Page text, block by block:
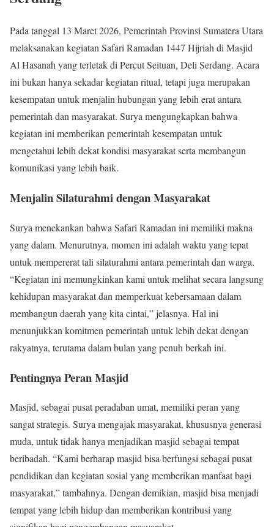
Pada tanggal 13 Maret 2026, Pemerintah Provinsi Sumatera Utara
melaksanakan kegiatan Safari Ramadan 1447 Hijriah di Masjid
Al Hasanah yang terletak di Percut Seituan, Deli Serdang. Acara
ini bukan hanya sekadar kegiatan ritual, tetapi juga merupakan
kesempatan untuk menjalin hubungan yang lebih erat antara
pemerintah dan masyarakat. Surya mengungkapkan bahwa
kegiatan ini memberikan pemerintah kesempatan untuk
mengetahui lebih dekat kondisi masyarakat serta membangun
komunikasi yang lebih baik.
Menjalin Silaturahmi dengan Masyarakat
Surya menekankan bahwa Safari Ramadan ini memiliki makna
yang dalam. Menurutnya, momen ini adalah waktu yang tepat
untuk mempererat tali silaturahmi antara pemerintah dan warga.
“Kegiatan ini memungkinkan kami untuk melihat secara langsung
kehidupan masyarakat dan memperkuat kebersamaan dalam
membangun daerah yang kita cintai,” jelasnya. Hal ini
menunjukkan komitmen pemerintah untuk lebih dekat dengan
rakyatnya, terutama dalam bulan yang penuh berkah ini.
Pentingnya Peran Masjid
Masjid, sebagai pusat peradaban umat, memiliki peran yang
sangat strategis. Surya mengajak masyarakat, khususnya generasi
muda, untuk tidak hanya menjadikan masjid sebagai tempat
beribadah. “Kami berharap masjid bisa berfungsi sebagai pusat
pendidikan dan kegiatan sosial yang memberikan manfaat bagi
masyarakat,” tambahnya. Dengan demikian, masjid bisa menjadi
tempat yang lebih hidup dan memberikan kontribusi yang